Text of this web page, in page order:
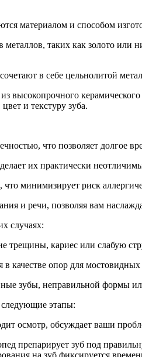
материалом и способом
металлов, таких как золото
в себе цельнолитой
высокопрочного
и текстуру зуба.
что позволяет долгое
их практически
минимизирует риск
и речи, позволяя вам
случаях:
трещины, кариес или слабую
качестве опор для
зубы, неправильной формы
этапы:
осмотр, обсуждает ваши
препарирует зуб под